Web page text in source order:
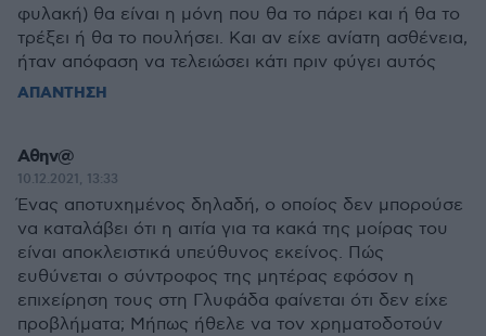
φυλακή) θα είναι η μόνη που θα το πάρει και ή θα το
τρέξει ή θα το πουλήσει. Και αν είχε ανίατη ασθένεια,
ήταν απόφαση να τελειώσει κάτι πριν φύγει αυτός
ΑΠΑΝΤΗΣΗ
Αθην@
10.12.2021, 13:33
Ένας αποτυχημένος δηλαδή, ο οποίος δεν μπορούσε
να καταλάβει ότι η αιτία για τα κακά της μοίρας του
είναι αποκλειστικά υπεύθυνος εκείνος. Πώς
ευθύνεται ο σύντροφος της μητέρας εφόσον η
επιχείρηση τους στη Γλυφάδα φαίνεται ότι δεν είχε
προβλήματα; Μήπως ήθελε να τον χρηματοδοτούν